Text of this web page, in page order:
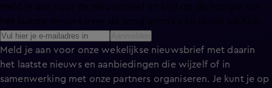
Meld je aan voor onze wekelijkse nieuwsbrief met daarin
het laatste nieuws en aanbiedingen die wijzelf of in
samenwerking met onze partners organiseren. Je kunt je op